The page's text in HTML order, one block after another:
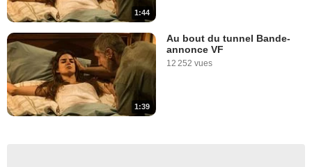
1:44
1:39
Au bout du tunnel Bande-
annonce VF
12 252 vues